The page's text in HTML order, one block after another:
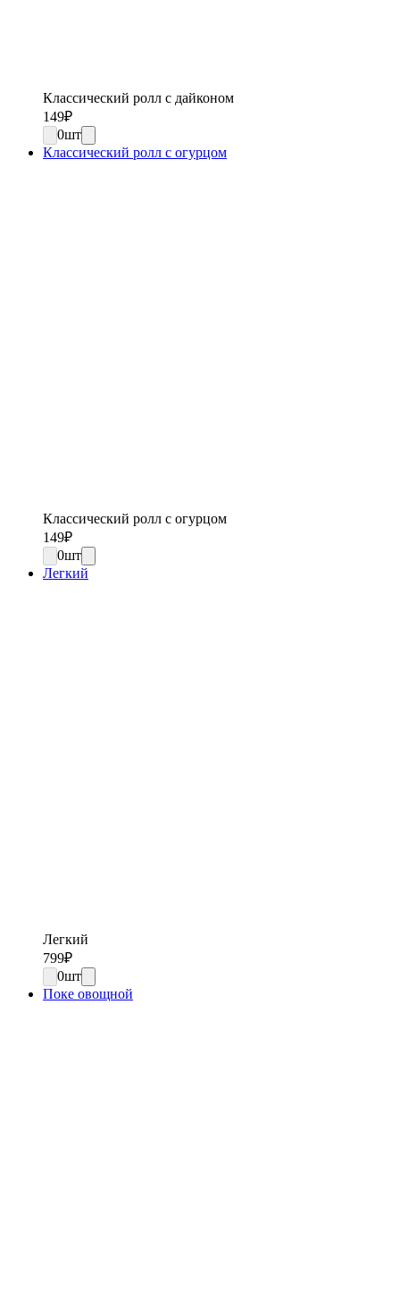
Классический ролл с дайконом
149₽
0шт
Классический ролл с огурцом
Классический ролл с огурцом
149₽
0шт
Легкий
Легкий
799₽
0шт
Поке овощной